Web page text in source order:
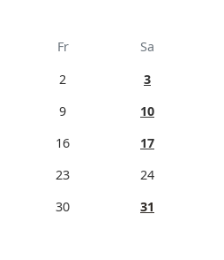
Fr Sa
2 3
9 10
16 17
23 24
30
31